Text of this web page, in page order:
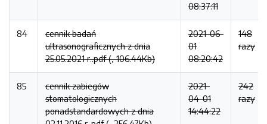
08:37:11
84
cennik badań
ultrasonograficznych z dnia
25.05.2021 r..pdf (, 106.44Kb)
2021-06-
01
08:20:42
148
razy
85
cennik zabiegów
stomatologicznych
ponadstandardowych z dnia
2021-
04-01
14:44:22
242
razy